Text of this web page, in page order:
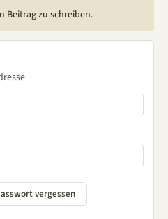
Beitrag zu schreiben.